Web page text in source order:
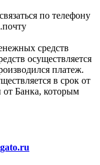
по телефону
средств
осуществляется
платеж.
в срок от
от Банка, которым